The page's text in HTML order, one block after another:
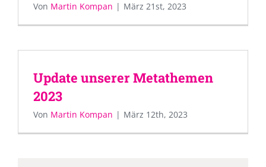
Von Martin Kompan | März 21st, 2023
Update unserer Metathemen
2023
Von Martin Kompan | März 12th, 2023